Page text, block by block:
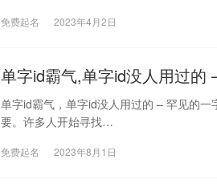
免费起名 2023年4月2日
单字id霸气,单字id没人用过
单字id霸气，单字id没人用过的 – 罕见的
要。许多人开始寻找…
免费起名 2023年8月1日